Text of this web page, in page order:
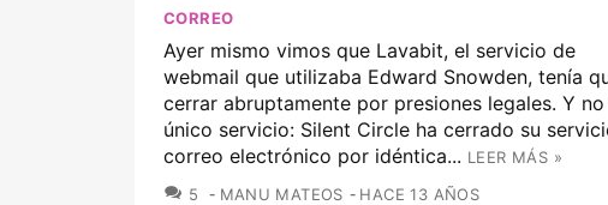
CORREO
Ayer mismo vimos que Lavabit, el servicio de
webmail que utilizaba Edward Snowden, tenía
cerrar abruptamente por presiones legales. Y no
único servicio: Silent Circle ha cerrado su
correo electrónico por idéntica... LEER MÁS »
5
COMENTARIOS
MANU MATEOS HACE 13 AÑOS